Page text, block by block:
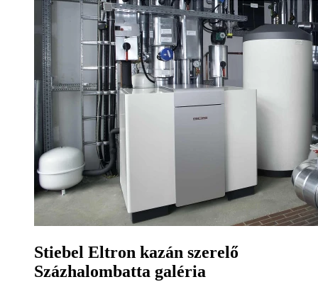
Stiebel Eltron kazán szerelő
Százhalombatta galéria